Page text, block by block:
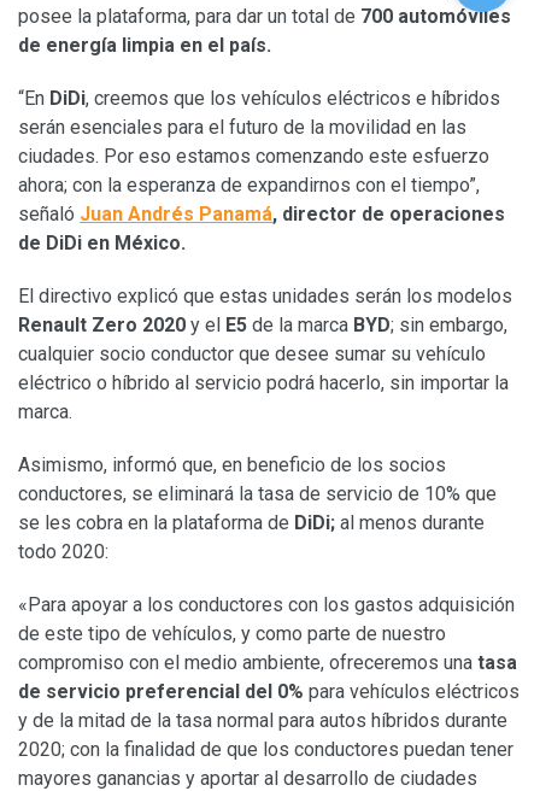
posee la plataforma, para dar un total de 700 automóviles
de energía limpia en el país.
“En DiDi, creemos que los vehículos eléctricos e híbridos
serán esenciales para el futuro de la movilidad en las
ciudades. Por eso estamos comenzando este esfuerzo
ahora; con la esperanza de expandirnos con el tiempo”,
señaló Juan Andrés Panamá, director de operaciones
de DiDi en México.
El directivo explicó que estas unidades serán los modelos
Renault Zero 2020 y el E5 de la marca BYD; sin embargo,
cualquier socio conductor que desee sumar su vehículo
eléctrico o híbrido al servicio podrá hacerlo, sin importar la
marca.
Asimismo, informó que, en beneficio de los socios
conductores, se eliminará la tasa de servicio de 10% que
se les cobra en la plataforma de DiDi; al menos durante
todo 2020:
«Para apoyar a los conductores con los gastos adquisición
de este tipo de vehículos, y como parte de nuestro
compromiso con el medio ambiente, ofreceremos una tasa
de servicio preferencial del 0% para vehículos eléctricos
y de la mitad de la tasa normal para autos híbridos durante
2020; con la finalidad de que los conductores puedan tener
mayores ganancias y aportar al desarrollo de ciudades